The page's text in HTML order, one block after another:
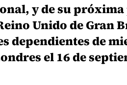
y de su
Unido de
de
el 16 de